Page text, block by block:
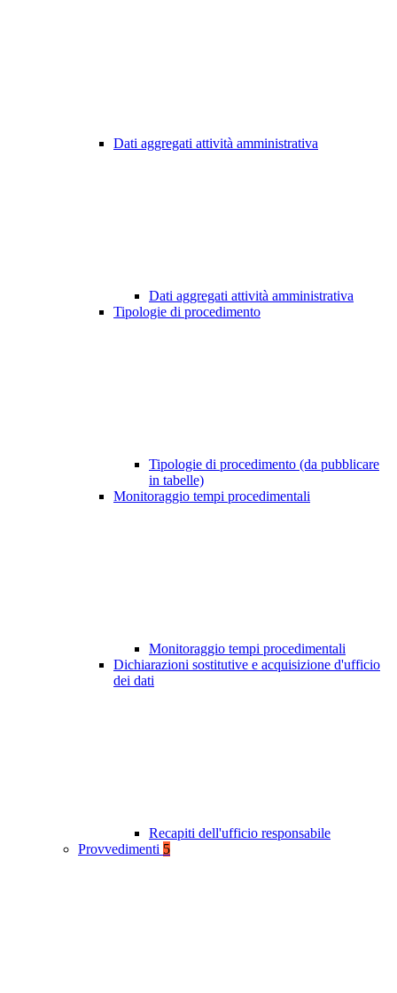
Dati aggregati attività amministrativa
Dati aggregati attività amministrativa
Tipologie di procedimento
Tipologie di procedimento (da pubblicare
in tabelle)
Monitoraggio tempi procedimentali
Monitoraggio tempi procedimentali
Dichiarazioni sostitutive e acquisizione d'ufficio
dei dati
Recapiti dell'ufficio responsabile
Provvedimenti 5